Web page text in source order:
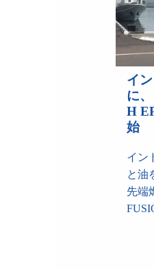
イ
に
H
始
イン
と油
先端